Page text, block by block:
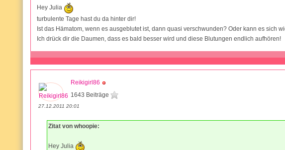
Hey Julia
turbulente Tage hast du da hinter dir!
Ist das Hämatom, wenn es ausgeblutet ist, dann quasi verschwunden? Oder kann es sich
Ich drück dir die Daumen, dass es bald besser wird und diese Blutungen endlich aufhören!
Reikigirl86
1643 Beiträge
27.12.2011 20:01
Zitat von whoopie:
Hey Julia